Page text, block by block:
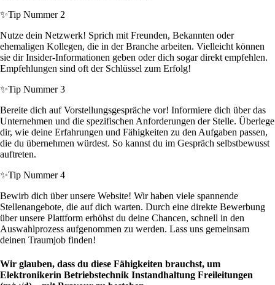
✨Tip Nummer 2
Nutze dein Netzwerk! Sprich mit Freunden, Bekannten oder
ehemaligen Kollegen, die in der Branche arbeiten. Vielleicht können
sie dir Insider-Informationen geben oder dich sogar direkt empfehlen.
Empfehlungen sind oft der Schlüssel zum Erfolg!
✨Tip Nummer 3
Bereite dich auf Vorstellungsgespräche vor! Informiere dich über das
Unternehmen und die spezifischen Anforderungen der Stelle. Überlege
dir, wie deine Erfahrungen und Fähigkeiten zu den Aufgaben passen,
die du übernehmen würdest. So kannst du im Gespräch selbstbewusst
auftreten.
✨Tip Nummer 4
Bewirb dich über unsere Website! Wir haben viele spannende
Stellenangebote, die auf dich warten. Durch eine direkte Bewerbung
über unsere Plattform erhöhst du deine Chancen, schnell in den
Auswahlprozess aufgenommen zu werden. Lass uns gemeinsam
deinen Traumjob finden!
Wir glauben, dass du diese Fähigkeiten brauchst, um
Elektronikerin Betriebstechnik Instandhaltung Freileitungen